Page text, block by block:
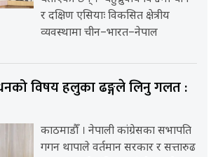
र दक्षिण एसियाः विकसित क्षेत्रीय
व्यवस्थामा चीन–भारत–नेपाल
विषय हलुका ढङ्गले लिनु गलत :
काठमाडौँ । नेपाली कांग्रेसका सभापति
गगन थापाले वर्तमान सरकार र सत्तारुढ